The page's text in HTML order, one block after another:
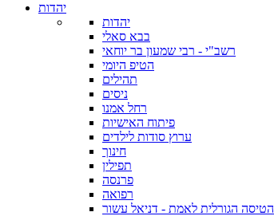
יהדות
יהדות
בבא סאלי
רשב"י - רבי שמעון בר יוחאי
הטיפ היומי
תהילים
ניסים
רחל אמנו
פיתוח האישיות
ערוץ סודות לילדים
חינוך
תפילין
פרנסה
רפואה
הטיסה הגורלית לאמת - דניאל עשור